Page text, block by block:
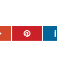
Google+ Pinterest